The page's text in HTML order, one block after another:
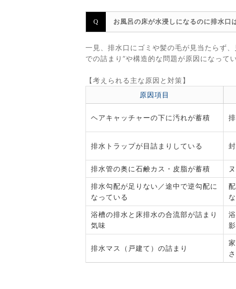
お風呂の床が水浸しになるのに排水口
一見、排水口にゴミや髪の毛が見当たらず
での詰まり”や構造的な問題が原因になって
【考えられる主な原因と対策】
原因項目
ヘアキャッチャーの下に汚れが蓄積
排水トラップが目詰まりしている
排水管の奥に石鹸カス・皮脂が蓄積
排水勾配が足りない／途中で逆勾配に
なっている
浴槽の排水と床排水の合流部が詰まり
気味
排水マス（戸建て）の詰まり